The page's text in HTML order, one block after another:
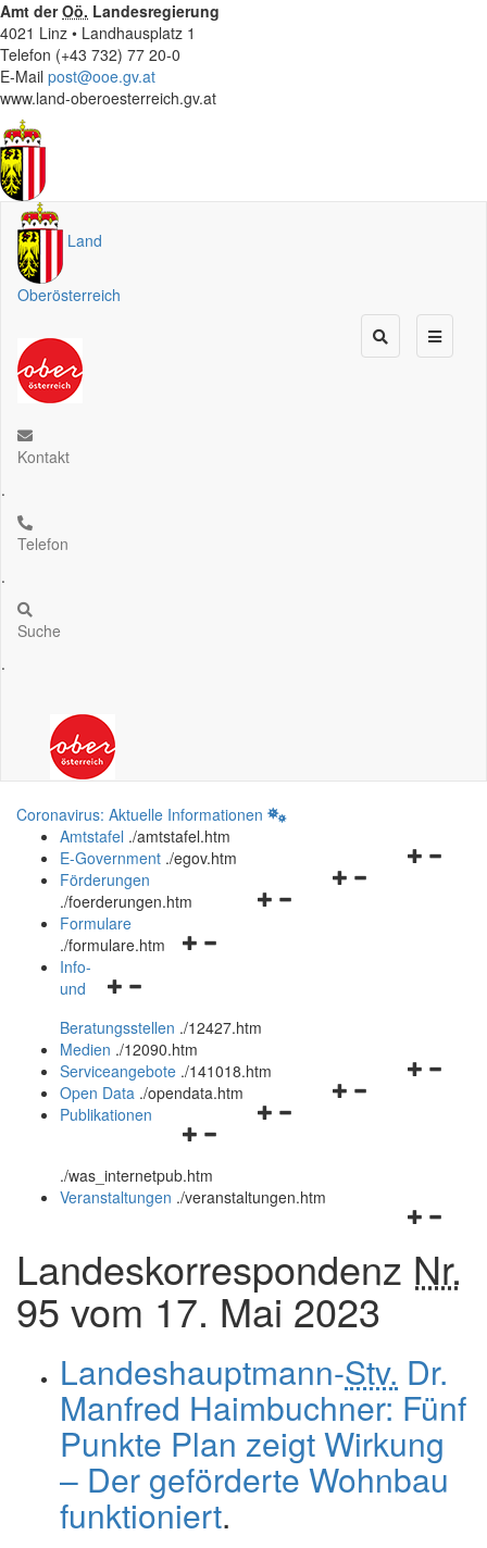
Amt derOö. Landesregierung
4021 Linz • Landhausplatz 1
Telefon (+43 732) 77 20-0
E-Mail post@ooe.gv.at
www.land-oberoesterreich.gv.at
Land
Oberösterreich
Kontakt
.
Telefon
.
Suche
.
Coronavirus: Aktuelle Informationen
Amtstafel ./amtstafel.htm
Navigationsmenü
E-Government ./egov.htm
Navigationsmenü
Förderungen
./foerderungen.htm
Navigationsmenü
Formulare
./formulare.htm
Navigationsmenü
und
schließen
Info-
und
Beratungsstellen ./12427.htm
Medien ./12090.htm
Navigationsmenü
Serviceangebote ./141018.htm
Navigationsmenü
Open Data ./opendata.htm
Navigationsmenü
und
schließen
Publikationen
./was_internetpub.htm
und
schließen
Veranstaltungen ./veranstaltungen.htm
Landeskorrespondenz Nr.
95 vom 17. Mai 2023
Landeshauptmann-Stv. Dr.
Manfred Haimbuchner: Fünf
Punkte Plan zeigt Wirkung
– Der geförderte Wohnbau
funktioniert.